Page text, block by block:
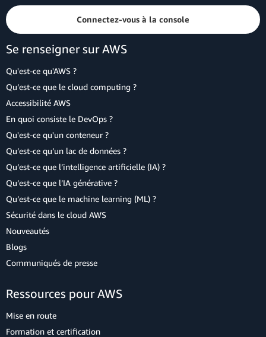
Connectez-vous à la console
Se renseigner sur AWS
Qu'est-ce qu'AWS ?
Qu’est-ce que le cloud computing ?
Accessibilité AWS
En quoi consiste le DevOps ?
Qu'est-ce qu'un conteneur ?
Qu’est-ce qu’un lac de données ?
Qu’est-ce que l’intelligence artificielle (IA) ?
Qu’est-ce que l’IA générative ?
Qu’est-ce que le machine learning (ML) ?
Sécurité dans le cloud AWS
Nouveautés
Blogs
Communiqués de presse
Ressources pour AWS
Mise en route
Formation et certification